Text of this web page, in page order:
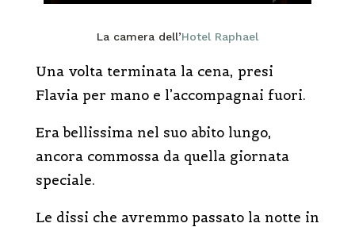
La camera dell’Hotel Raphael
Una volta terminata la cena, presi
Flavia per mano e l’accompagnai fuori.
Era bellissima nel suo abito lungo,
ancora commossa da quella giornata
speciale.
Le dissi che avremmo passato la notte in